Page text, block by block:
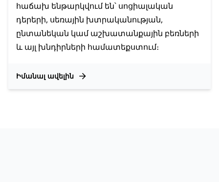
հաճախ ենթարկվում են՝ սոցիալական
դերերի, սեռային խտրականության,
ընտանեկան կամ աշխատանքային բեռների
և այլ խնդիրների համատեքստում։
Իմանալ ավելին